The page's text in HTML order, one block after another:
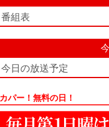
番組表
今日の放送予定
パー！無料の日！